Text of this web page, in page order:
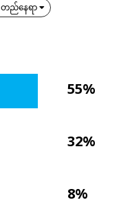
တည်နေရာ
55%
32%
8%